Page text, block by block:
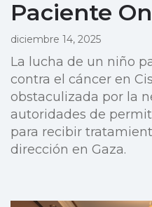
Paciente
diciembre 14, 2025
La lucha de un niño
contra el cáncer en
obstaculizada por la
autoridades de
para recibir
dirección en Gaza.